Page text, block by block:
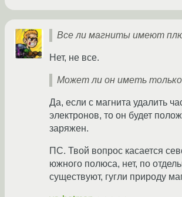
Все ли магниты имеют
Нет, не все.
Может ли он иметь
Да, если с магнита удалить
электронов, то он будет
заряжен.
ПС. Твой вопрос касается
южного полюса, нет, по
существуют, гугли природу